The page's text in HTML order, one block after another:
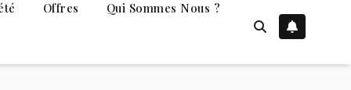
Offres Qui Sommes Nous ?